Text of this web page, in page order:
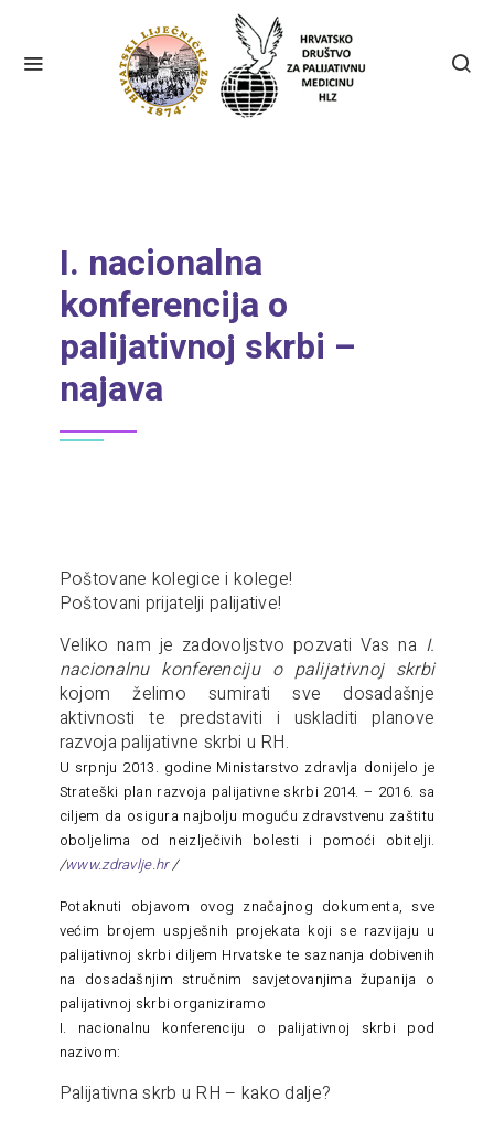
I. nacionalna
konferencija o
palijativnoj skrbi –
najava
Poštovane kolegice i kolege!
Poštovani prijatelji palijative!
Veliko nam je zadovoljstvo pozvati Vas na I.
nacionalnu konferenciju o palijativnoj skrbi
kojom želimo sumirati sve dosadašnje
aktivnosti te predstaviti i uskladiti planove
razvoja palijativne skrbi u RH.
U srpnju 2013. godine Ministarstvo zdravlja donijelo je
Strateški plan razvoja palijativne skrbi 2014. – 2016. sa
ciljem da osigura najbolju moguću zdravstvenu zaštitu
oboljelima od neizlječivih bolesti i pomoći obitelji.
/www.zdravlje.hr/
Potaknuti objavom ovog značajnog dokumenta, sve
većim brojem uspješnih projekata koji se razvijaju u
palijativnoj skrbi diljem Hrvatske te saznanja dobivenih
na dosadašnjim stručnim savjetovanjima županija o
palijativnoj skrbi organiziramo
I. nacionalnu konferenciju o palijativnoj skrbi pod
nazivom:
Palijativna skrb u RH – kako dalje?